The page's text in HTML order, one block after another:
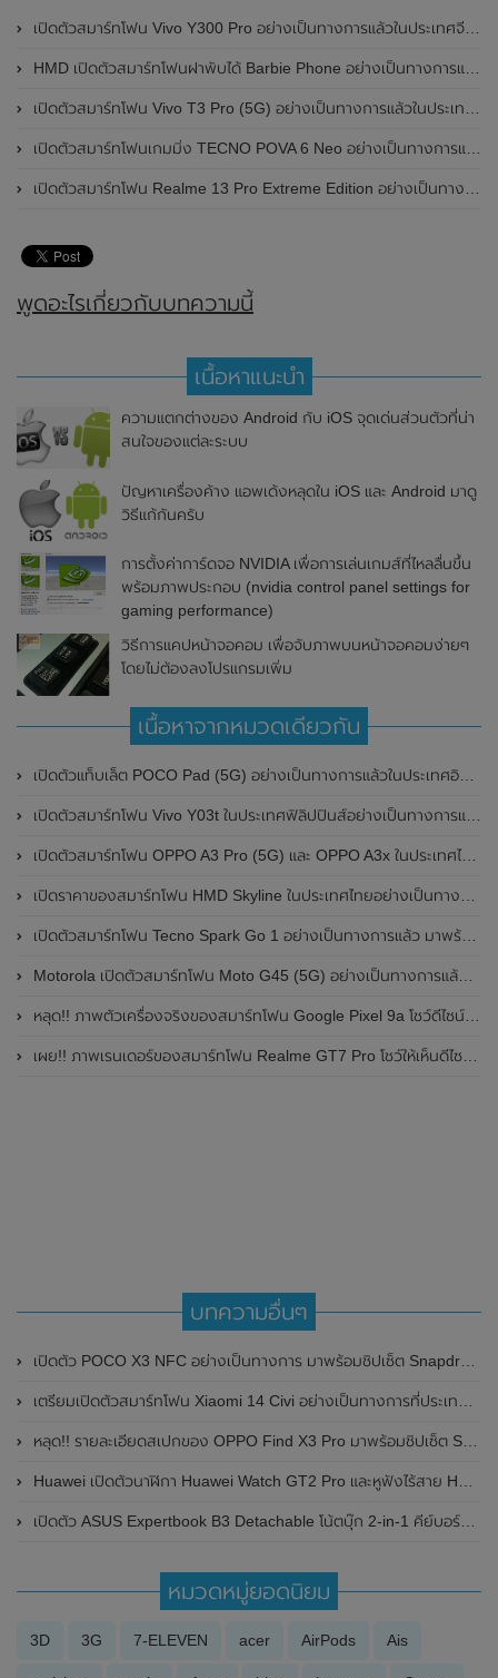
เปิดตัวสมาร์ทโฟน Vivo Y300 Pro อย่างเป็นทางการแล้วในประเทศจีน มาพร้อมดีไซน์พรีเมี่ยม ทนทาน และแบตเตอรี่สุดอึดขนาดใหญ่ 6,500mAh พร้อมรองรับการชาร์จไว 80W
HMD เปิดตัวสมาร์ทโฟนฝาพับได้ Barbie Phone อย่างเป็นทางการแล้ว มาพร้อมธีมสีชมพูสดใส
เปิดตัวสมาร์ทโฟน Vivo T3 Pro (5G) อย่างเป็นทางการแล้วในประเทศอินเดีย
เปิดตัวสมาร์ทโฟนเกมมิ่ง TECNO POVA 6 Neo อย่างเป็นทางการแล้วในประเทศไทย ในราคา 8,499 บาท
เปิดตัวสมาร์ทโฟน Realme 13 Pro Extreme Edition อย่างเป็นทางการแล้วในประเทศจีน
พูดอะไรเกี่ยวกับบทความนี้
เนื้อหาแนะนำ
ความแตกต่างของ Android กับ iOS จุดเด่นส่วนตัวที่น่า
สนใจของแต่ละระบบ
ปัญหาเครื่องค้าง แอพเด้งหลุดใน iOS และ Android มาดู
วิธีแก้กันครับ
การตั้งค่าการ์ดจอ NVIDIA เพื่อการเล่นเกมส์ที่ไหลลื่นขึ้น
พร้อมภาพประกอบ (nvidia control panel settings for
gaming performance)
วิธีการแคปหน้าจอคอม เพื่อจับภาพบนหน้าจอคอมง่ายๆ
โดยไม่ต้องลงโปรแกรมเพิ่ม
เนื้อหาจากหมวดเดียวกัน
เปิดตัวแท็บเล็ต POCO Pad (5G) อย่างเป็นทางการแล้วในประเทศอินเดีย มาพร้อมชิปเซ็ต Snapdragon 7s Gen 2 ของ Qualcomm และรองรับเครือข่าย 5G
เปิดตัวสมาร์ทโฟน Vivo Y03t ในประเทศฟิลิปปินส์อย่างเป็นทางการแล้ว มาพร้อมชิปเซ็ต Unisoc T612 , กล้องหลัง ความละเอียด 13MP , แบตเตอรี่ 5,000mAh และหน้าจอแสดงผล LCD / 90Hz
เปิดตัวสมาร์ทโฟน OPPO A3 Pro (5G) และ OPPO A3x ในประเทศไทยอย่างเป็นทางการแล้ว ในราคาเริ่มต้นเพียง 3,999 บาท
เปิดราคาของสมาร์ทโฟน HMD Skyline ในประเทศไทยอย่างเป็นทางการแล้ว ราคา 14,990 บาท
เปิดตัวสมาร์ทโฟน Tecno Spark Go 1 อย่างเป็นทางการแล้ว มาพร้อมหน้าจอแสดงผล LCD / 120Hz , แบตเตอรี่ 5,000mAh และใช้ชิปเซ็ต Unisoc
Motorola เปิดตัวสมาร์ทโฟน Moto G45 (5G) อย่างเป็นทางการแล้วในอินเดีย
หลุด!! ภาพตัวเครื่องจริงของสมาร์ทโฟน Google Pixel 9a โชว์ดีไซน์ใหม่ กล้องหลังแบนราบ ไม่มีกรอบของกล้องแล้ว
เผย!! ภาพเรนเดอร์ของสมาร์ทโฟน Realme GT7 Pro โชว์ให้เห็นดีไซน์ใหม่ พร้อมเผยรายละเอียดสเปกที่สำคัญบางส่วน
บทความอื่นๆ
เปิดตัว POCO X3 NFC อย่างเป็นทางการ มาพร้อมชิปเซ็ต Snapdragon 732G ในราคาเริ่มต้นไม่ถึงหมื่น
เตรียมเปิดตัวสมาร์ทโฟน Xiaomi 14 Civi อย่างเป็นทางการที่ประเทศอินเดียในเร็วๆนี้
หลุด!! รายละเอียดสเปกของ OPPO Find X3 Pro มาพร้อมชิปเซ็ต Snapdragon 888 , หน้าจอ 120Hz , กล้องหลัง 4 ตัว ความละเอียดสูงถึง 50MP
Huawei เปิดตัวนาฬิกา Huawei Watch GT2 Pro และหูฟังไร้สาย Huawei FreeBuds Pro ที่รองรับ ANC ระบบการตัดเสียงรบกวนภายนอก
เปิดตัว ASUS Expertbook B3 Detachable โน้ตบุ๊ก 2-in-1 คีย์บอร์ดแบบถอดได้ มาพร้อมชิป Snapdragon 7c Gen 2 และระบบปฏิบัติการ Windows 11 ในราคา 20,300 บาท
หมวดหมู่ยอดนิยม
3D 3G 7-ELEVEN acer AirPods Ais